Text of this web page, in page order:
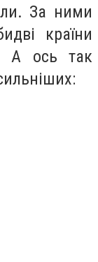
За ними
країни
А ось так